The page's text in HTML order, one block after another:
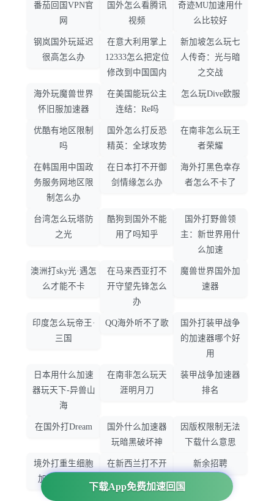
下载App免费加速回国
番茄回国VPN官
网
国外怎么看腾讯
视频
奇迹MU加速用什
么比较好
钢岚国外玩延迟
很高怎么办
在意大利用掌上
12333怎么把定位
修改到中国国内
新加坡怎么玩七
人传奇：光与暗
之交战
海外玩魔兽世界
怀旧服加速器
在美国能玩公主
连结：Re吗
怎么玩Dive欧服
优酷有地区限制
吗
国外怎么打反恐
精英：全球攻势
在南非怎么玩王
者荣耀
在韩国用中国政
务服务网地区限
制怎么办
在日本打不开御
剑情缘怎么办
海外打黑色幸存
者怎么不卡了
台湾怎么玩塔防
之光
酷狗到国外不能
用了吗知乎
国外打野兽领
主：新世界用什
么加速
澳洲打sky光·遇怎
么才能不卡
在马来西亚打不
开守望先锋怎么
办
魔兽世界国外加
速器
印度怎么玩帝王·
三国
QQ海外听不了歌
国外打装甲战争
的加速器哪个好
用
日本用什么加速
器玩天下-异兽山
海
在南非怎么玩天
涯明月刀
装甲战争加速器
排名
在国外打Dream
国外什么加速器
玩暗黑破坏神
因版权限制无法
下载什么意思
境外打重生细胞
加速器哪个好
在新西兰打不开
大智慧怎么办
新余招聘